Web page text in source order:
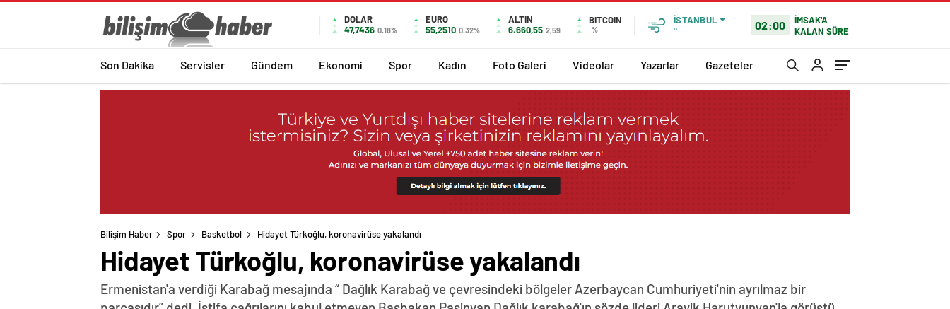
DOLAR
47,7436 0.18%
EURO
55,2510 0.32%
ALTIN
6.660,55 2,59
BITCOIN
%
İSTANBUL
°
02:00
İMSAK'A
KALAN SÜRE
Son Dakika Servisler Gündem Ekonomi Spor Kadın Foto Galeri Videolar Yazarlar Gazeteler
Bilişim Haber Spor Basketbol Hidayet Türkoğlu, koronavirüse yakalandı
Hidayet Türkoğlu, koronavirüse yakalandı
Ermenistan'a verdiği Karabağ mesajında “ Dağlık Karabağ ve çevresindeki bölgeler Azerbaycan Cumhuriyeti'nin ayrılmaz bir